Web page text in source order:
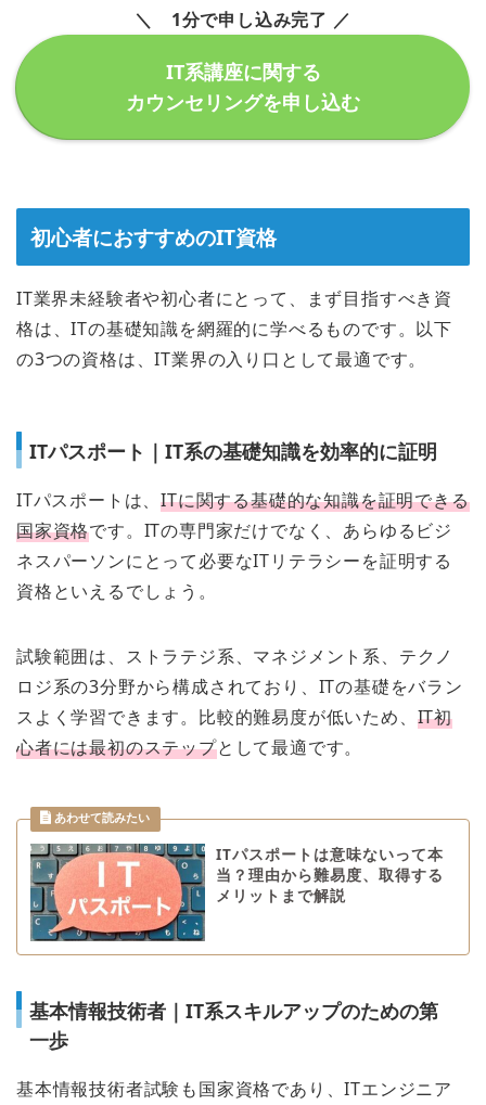
＼ 1分で申し込み完了 ／
IT系講座に関する
カウンセリングを申し込む
初心者におすすめのIT資格
IT業界未経験者や初心者にとって、まず目指すべき資
格は、ITの基礎知識を網羅的に学べるものです。以下
の3つの資格は、IT業界の入り口として最適です。
ITパスポート｜IT系の基礎知識を効率的に証明
ITパスポートは、ITに関する基礎的な知識を証明できる
国家資格です。ITの専門家だけでなく、あらゆるビジ
ネスパーソンにとって必要なITリテラシーを証明する
資格といえるでしょう。
試験範囲は、ストラテジ系、マネジメント系、テクノ
ロジ系の3分野から構成されており、ITの基礎をバラン
スよく学習できます。比較的難易度が低いため、 IT初
心者には最初のステップとして最適です。
ITパスポートは意味ないって本
当？理由から難易度、取得する
メリットまで解説
基本情報技術者｜IT系スキルアップのための第
一歩
基本情報技術者試験も国家資格であり、ITエンジニア